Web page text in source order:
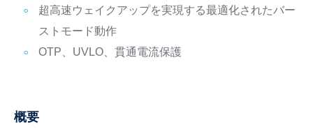
超高速ウェイクアップを実現する最適化されたバー
ストモード動作
OTP、UVLO、貫通電流保護
概要